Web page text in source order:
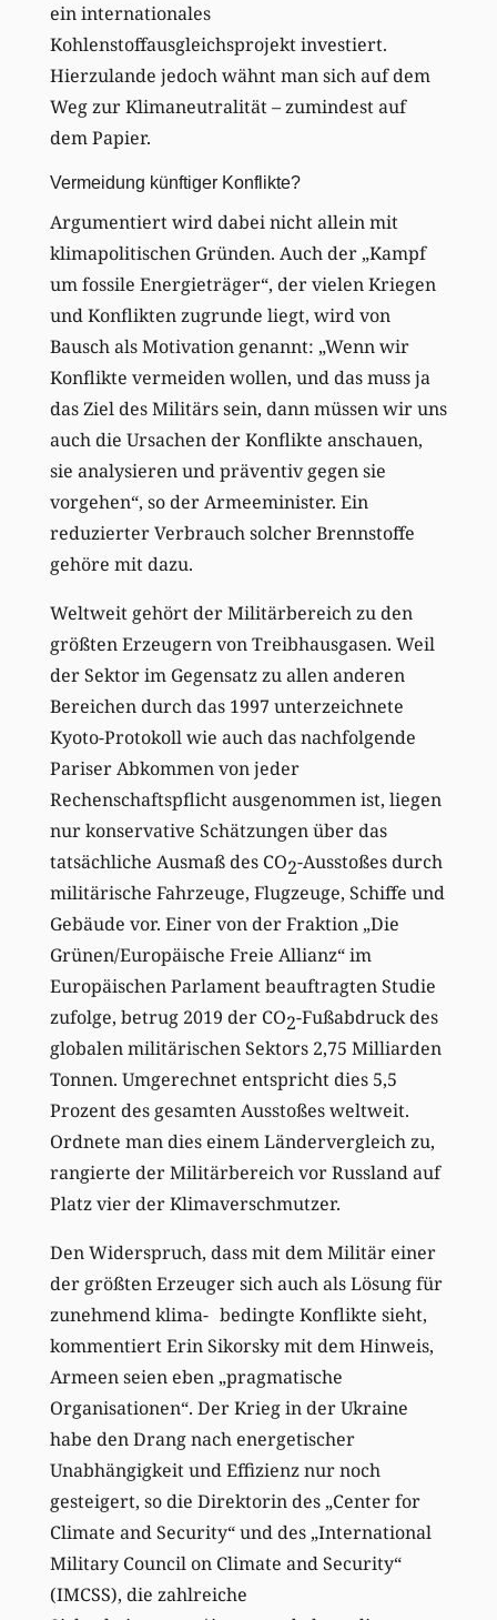
ein internationales
Kohlenstoffausgleichsprojekt investiert.
Hierzulande jedoch wähnt man sich auf dem
Weg zur Klimaneutralität – zumindest auf
dem Papier.
Vermeidung künftiger Konflikte?
Argumentiert wird dabei nicht allein mit
klimapolitischen Gründen. Auch der „Kampf
um fossile Energieträger“, der vielen Kriegen
und Konflikten zugrunde liegt, wird von
Bausch als Motivation genannt: „Wenn wir
Konflikte vermeiden wollen, und das muss ja
das Ziel des Militärs sein, dann müssen wir uns
auch die Ursachen der Konflikte anschauen,
sie analysieren und präventiv gegen sie
vorgehen“, so der Armeeminister. Ein
reduzierter Verbrauch solcher Brennstoffe
gehöre mit dazu.
Weltweit gehört der Militärbereich zu den
größten Erzeugern von Treibhausgasen. Weil
der Sektor im Gegensatz zu allen anderen
Bereichen durch das 1997 unterzeichnete
Kyoto-Protokoll wie auch das nachfolgende
Pariser Abkommen von jeder
Rechenschaftspflicht ausgenommen ist, liegen
nur konservative Schätzungen über das
tatsächliche Ausmaß des CO2-Ausstoßes durch
militärische Fahrzeuge, Flugzeuge, Schiffe und
Gebäude vor. Einer von der Fraktion „Die
Grünen/Europäische Freie Allianz“ im
Europäischen Parlament beauftragten Studie
zufolge, betrug 2019 der CO2-Fußabdruck des
globalen militärischen Sektors 2,75 Milliarden
Tonnen. Umgerechnet entspricht dies 5,5
Prozent des gesamten Ausstoßes weltweit.
Ordnete man dies einem Ländervergleich zu,
rangierte der Militärbereich vor Russland auf
Platz vier der Klimaverschmutzer.
Den Widerspruch, dass mit dem Militär einer
der größten Erzeuger sich auch als Lösung für
zunehmend klima- bedingte Konflikte sieht,
kommentiert Erin Sikorsky mit dem Hinweis,
Armeen seien eben „pragmatische
Organisationen“. Der Krieg in der Ukraine
habe den Drang nach energetischer
Unabhängigkeit und Effizienz nur noch
gesteigert, so die Direktorin des „Center for
Climate and Security“ und des „International
Military Council on Climate and Security“
(IMCSS), die zahlreiche